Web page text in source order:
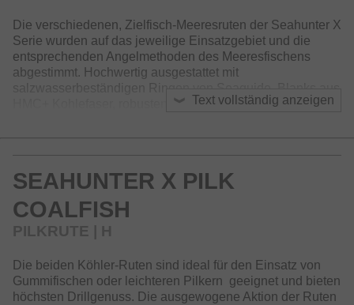
Text vollständig anzeigen
Die verschiedenen, Zielfisch-Meeresruten der Seahunter X
Serie wurden auf das jeweilige Einsatzgebiet und die
entsprechenden Angelmethoden des Meeresfischens
abgestimmt. Hochwertig ausgestattet mit
salzwasserbeständigen Ringen von Seaguide, Blanks aus
HMC+ Kohlefaser, robusten Zapfensteckverbindungen und
Ruten zu einem ausgezeichneten Preis-Leistungs-
SEAHUNTER X PILK
COALFISH
PILKRUTE | H
Die beiden Köhler-Ruten sind ideal für den Einsatz von
Gummifischen oder leichteren Pilkern geeignet und bieten
höchsten Drillgenuss. Die ausgewogene Aktion der Ruten